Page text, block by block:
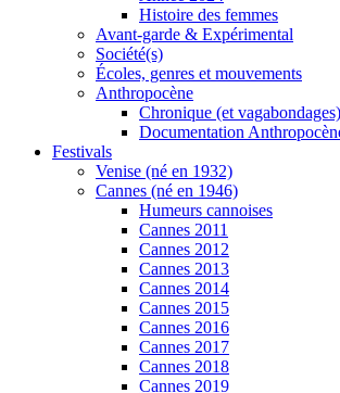
Histoire des femmes
Avant-garde & Expérimental
Société(s)
Écoles, genres et mouvements
Anthropocène
Chronique (et
Documentation
Festivals
Venise (né en 1932)
Cannes (né en 1946)
Humeurs cannoises
Cannes 2011
Cannes 2012
Cannes 2013
Cannes 2014
Cannes 2015
Cannes 2016
Cannes 2017
Cannes 2018
Cannes 2019